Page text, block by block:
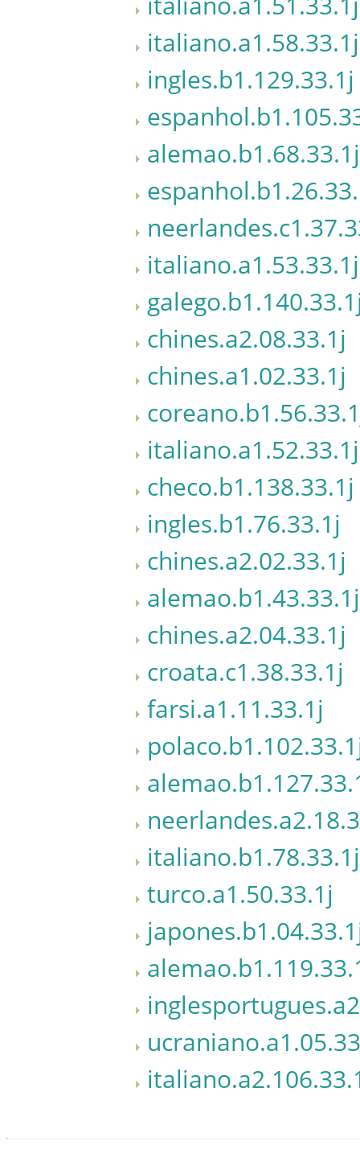
italiano.a1.58.33.1j
ingles.b1.129.33.1j
alemao.b1.68.33.1j
italiano.a1.53.33.1j
chines.a2.08.33.1j
chines.a1.02.33.1j
italiano.a1.52.33.1j
checo.b1.138.33.1j
ingles.b1.76.33.1j
chines.a2.02.33.1j
alemao.b1.43.33.1j
chines.a2.04.33.1j
croata.c1.38.33.1j
farsi.a1.11.33.1j
italiano.b1.78.33.1j
turco.a1.50.33.1j